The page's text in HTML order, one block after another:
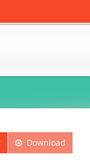
Download